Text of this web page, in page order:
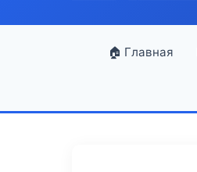
🏠 Главная